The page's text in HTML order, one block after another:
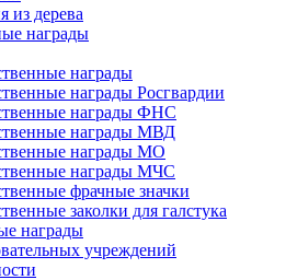
из дерева
награды
награды
награды Росгвардии
награды ФНС
награды МВД
награды МО
награды МЧС
фрачные значки
заколки для галстука
награды
учреждений